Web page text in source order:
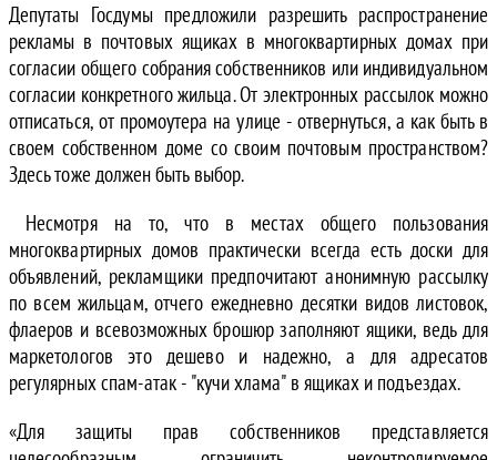
Депутаты Госдумы предложили разрешить распространение
рекламы в почтовых ящиках в многоквартирных домах при
согласии общего собрания собственников или индивидуальном
согласии конкретного жильца. От электронных рассылок можно
отписаться, от промоутера на улице - отвернуться, а как быть в
своем собственном доме со своим почтовым пространством?
Здесь тоже должен быть выбор.
Несмотря на то, что в местах общего пользования
многоквартирных домов практически всегда есть доски для
объявлений, рекламщики предпочитают анонимную рассылку
по всем жильцам, отчего ежедневно десятки видов листовок,
флаеров и всевозможных брошюр заполняют ящики, ведь для
маркетологов это дешево и надежно, а для адресатов
регулярных спам-атак - "кучи хлама" в ящиках и подъездах.
«Для защиты прав собственников представляется